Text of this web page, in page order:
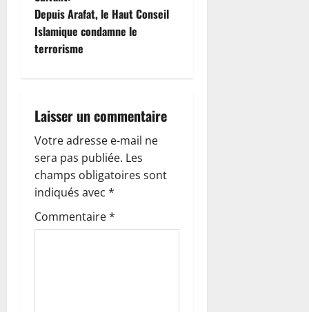
i
g
t
i
o
n
d
Depuis Arafat, le Haut Conseil
Islamique condamne le
terrorisme
Laisser un commentaire
Votre adresse e-mail ne
sera pas publiée. Les
champs obligatoires sont
indiqués avec *
Commentaire*